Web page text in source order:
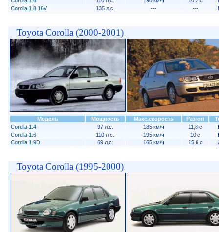
Corolla 1.8 16V
135 л.с. --- ---
Toyota Corolla (2000-2001)
Модель Мощность Макс.скорость Разгон
Corolla 1.4
97 л.с. 185 км/ч 11,8 с
Corolla 1.6
110 л.с. 195 км/ч 10 с
Corolla 1.9D
69 л.с. 165 км/ч 15,6 с
Toyota Corolla (1995-2000)